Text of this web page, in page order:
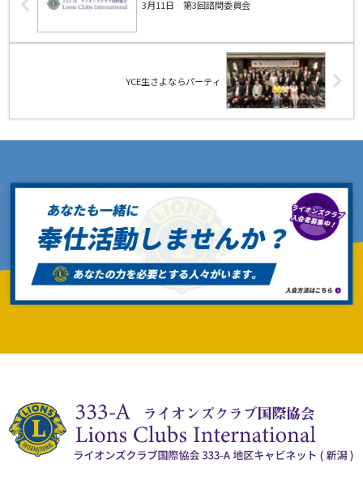
3月11日 第3回諮問委員会
YCE生さよならパーティ